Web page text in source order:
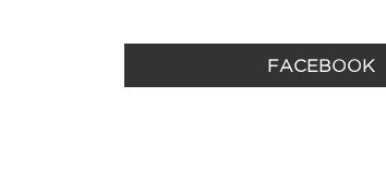
FACEBOOK